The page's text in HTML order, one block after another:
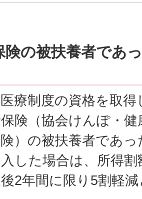
険の被扶養者であ
療制度の資格を取
険（協会けんぽ・
）の被扶養者であ
した場合は、所得
2年間に限り5割軽